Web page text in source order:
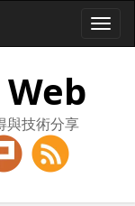
與技術分享